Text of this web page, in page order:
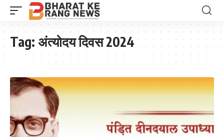
Tag: अंत्योदय दिवस 2024